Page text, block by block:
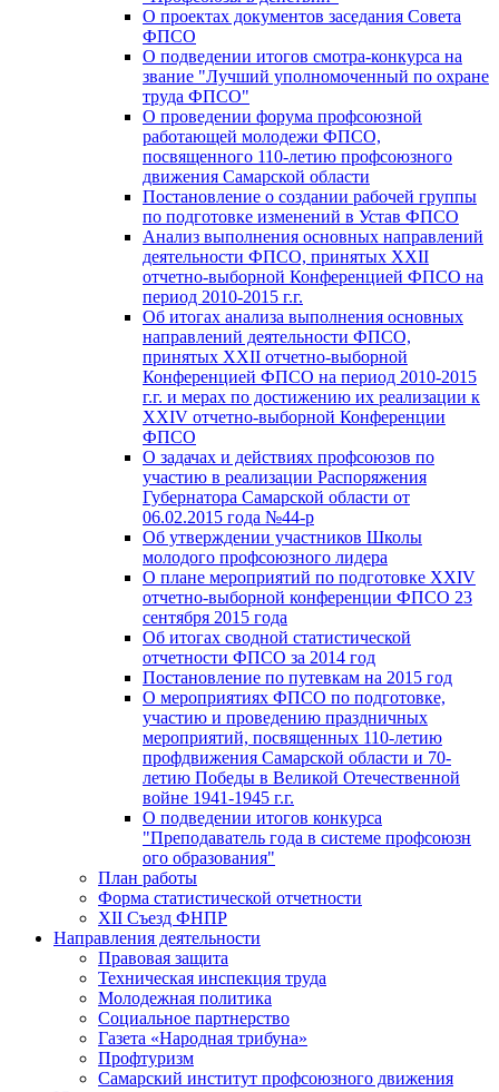
О проектах документов заседания Совета
ФПСО
О подведении итогов смотра-конкурса на
звание "Лучший уполномоченный по охране
труда ФПСО"
О проведении форума профсоюзной
работающей молодежи ФПСО,
посвященного 110-летию профсоюзного
движения Самарской области
Постановление о создании рабочей группы
по подготовке изменений в Устав ФПСО
Анализ выполнения основных направлений
деятельности ФПСО, принятых XXII
отчетно-выборной Конференцией ФПСО на
период 2010-2015 г.г.
Об итогах анализа выполнения основных
направлений деятельности ФПСО,
принятых XXII отчетно-выборной
Конференцией ФПСО на период 2010-2015
г.г. и мерах по достижению их реализации к
XXIV отчетно-выборной Конференции
ФПСО
О задачах и действиях профсоюзов по
участию в реализации Распоряжения
Губернатора Самарской области от
06.02.2015 года №44-р
Об утверждении участников Школы
молодого профсоюзного лидера
О плане мероприятий по подготовке XXIV
отчетно-выборной конференции ФПСО 23
сентября 2015 года
Об итогах сводной статистической
отчетности ФПСО за 2014 год
Постановление по путевкам на 2015 год
О мероприятиях ФПСО по подготовке,
участию и проведению праздничных
мероприятий, посвященных 110-летию
профдвижения Самарской области и 70-
летию Победы в Великой Отечественной
войне 1941-1945 г.г.
О подведении итогов конкурса
"Преподаватель года в системе профсоюзн
ого образования"
План работы
Форма статистической отчетности
XII Съезд ФНПР
Направления деятельности
Правовая защита
Техническая инспекция труда
Молодежная политика
Социальное партнерство
Газета «Народная трибуна»
Профтуризм
Самарский институт профсоюзного движения